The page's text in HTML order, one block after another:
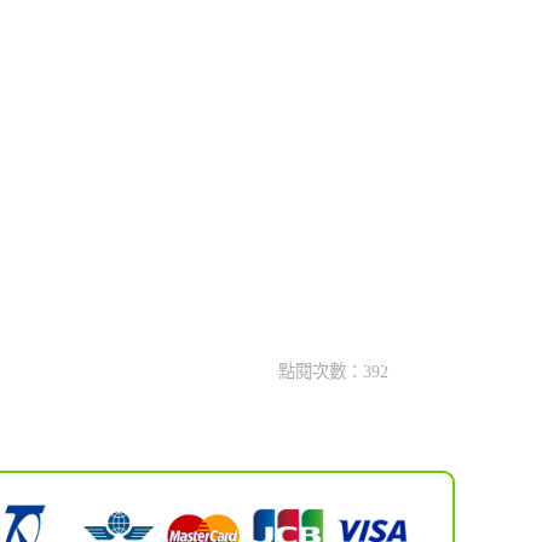
點閱次數：392